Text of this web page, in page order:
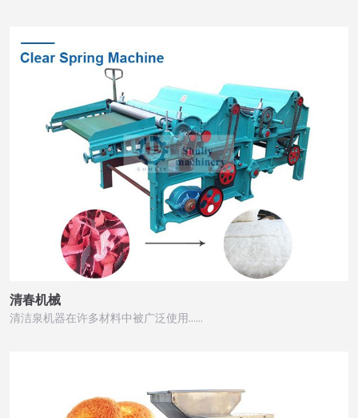
清春机械
清洁泉机器在许多材料中被广泛使用……